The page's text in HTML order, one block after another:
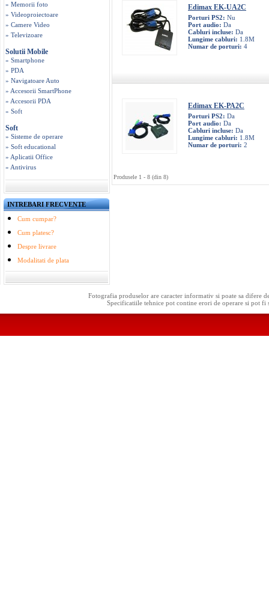
» Memorii foto
» Videoproiectoare
» Camere Video
» Televizoare
Solutii Mobile
» Smartphone
» PDA
» Navigatoare Auto
» Accesorii SmartPhone
» Accesorii PDA
» Soft
Soft
» Sisteme de operare
» Soft educational
» Aplicatii Office
» Antivirus
INTREBARI FRECVENTE
Cum cumpar?
Cum platesc?
Despre livrare
Modalitati de plata
Edimax EK-UA2C
Porturi PS2: Nu
Port audio: Da
Cabluri incluse: Da
Lungime cabluri: 1.8M
Numar de porturi: 4
Edimax EK-PA2C
Porturi PS2: Da
Port audio: Da
Cabluri incluse: Da
Lungime cabluri: 1.8M
Numar de porturi: 2
Produsele 1 - 8 (din 8)
Fotografia produselor are caracter informativ si poate sa difere
Specificatiile tehnice pot contine erori de operare si pot